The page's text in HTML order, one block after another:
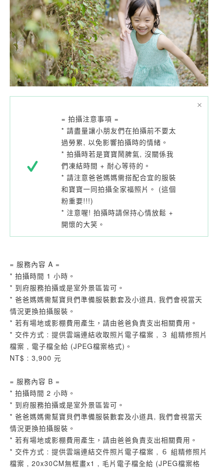
= 拍攝注意事項 =
* 請盡量讓小朋友們在拍攝前不要太
過勞累, 以免影響拍攝時的情緒。
* 拍攝時若是寶寶鬧脾氣, 沒關係我
們凍結時間 + 耐心等待的。
* 請注意爸爸媽媽需搭配合宜的服裝
和寶寶一同拍攝全家福照片。 (這個
粉重要!!!)
* 注意喔! 拍攝時請保持心情放鬆 +
開懷的大笑。
= 服務內容 A =
* 拍攝時間 1 小時。
* 到府服務拍攝或是室外景區皆可。
* 爸爸媽媽需幫寶貝們準備服裝數套及小道具, 我們會視當天
情況更換拍攝服裝。
* 若有場地或影棚費用產生，請由爸爸負責支出相關費用。
* 交件方式 : 提供雲端連結收取照片電子檔案 , ３ 組精修照片
檔案 , 電子檔全給 (JPEG檔案格式)。
NT$ : 3,900 元
= 服務內容 B =
* 拍攝時間 2 小時。
* 到府服務拍攝或是室外景區皆可。
* 爸爸媽媽需幫寶貝們準備服裝數套及小道具, 我們會視當天
情況更換拍攝服裝。
* 若有場地或影棚費用產生，請由爸爸負責支出相關費用。
* 交件方式 : 提供雲端連結交件照片電子檔案 , ６ 組精修照片
檔案 , 20x30CM無框畫x1 , 毛片電子檔全給 (JPEG檔案格